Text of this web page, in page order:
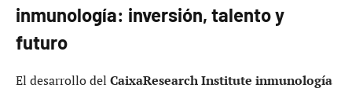
inmunología: inversión, talento y
futuro
El desarrollo del CaixaResearch Institute inmunología